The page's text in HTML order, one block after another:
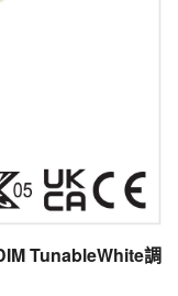
TunableWhite調